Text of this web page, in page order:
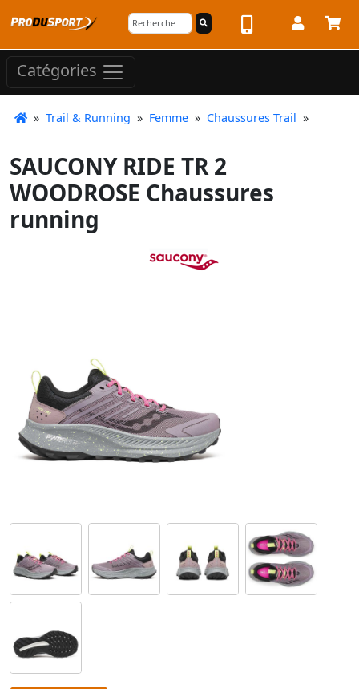
Catégories
» Trail & Running » Femme » Chaussures Trail »
SAUCONY RIDE TR 2
WOODROSE Chaussures
running